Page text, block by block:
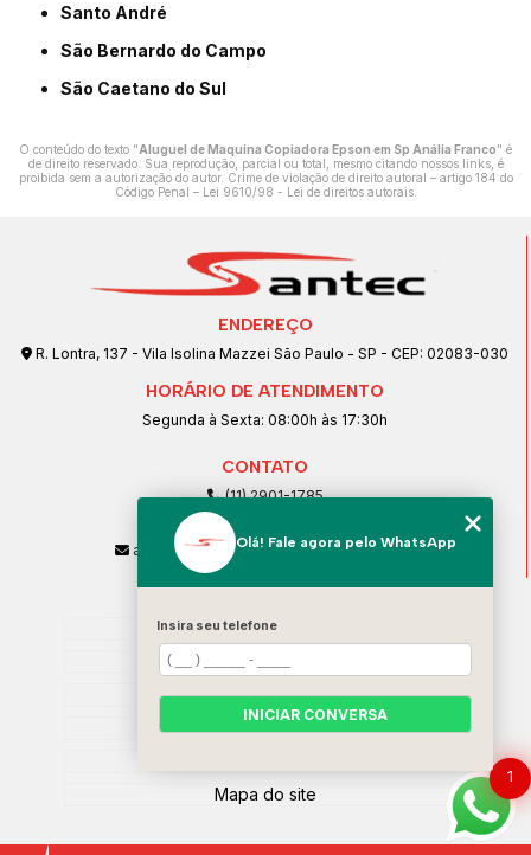
Santo André
São Bernardo do Campo
São Caetano do Sul
O conteúdo do texto "Aluguel de Maquina Copiadora Epson em Sp Anália Franco" é
de direito reservado. Sua reprodução, parcial ou total, mesmo citando nossos links, é
proibida sem a autorização do autor. Crime de violação de direito autoral – artigo 184 do
Código Penal – Lei 9610/98 - Lei de direitos autorais.
ENDEREÇO
R. Lontra, 137 - Vila Isolina Mazzei São Paulo - SP - CEP: 02083-030
HORÁRIO DE ATENDIMENTO
Segunda à Sexta: 08:00h às 17:30h
CONTATO
(11) 2901-1785
(11) 99239-1832
atendimento@santeccopiadoras.com.br
Home
Empresa
SERVIÇOS
Contato
Mapa do site
1
Olá! Fale agora pelo WhatsApp
Insira seu telefone
INICIAR CONVERSA